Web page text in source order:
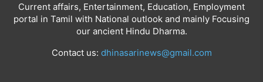
Current affairs, Entertainment, Education, Employment
portal in Tamil with National outlook and mainly Focusing
our ancient Hindu Dharma.
Contact us: dhinasarinews@gmail.com